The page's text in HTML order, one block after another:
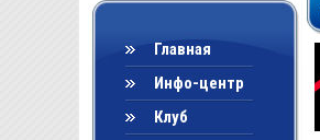
Главная
Инфо-центр
Клуб